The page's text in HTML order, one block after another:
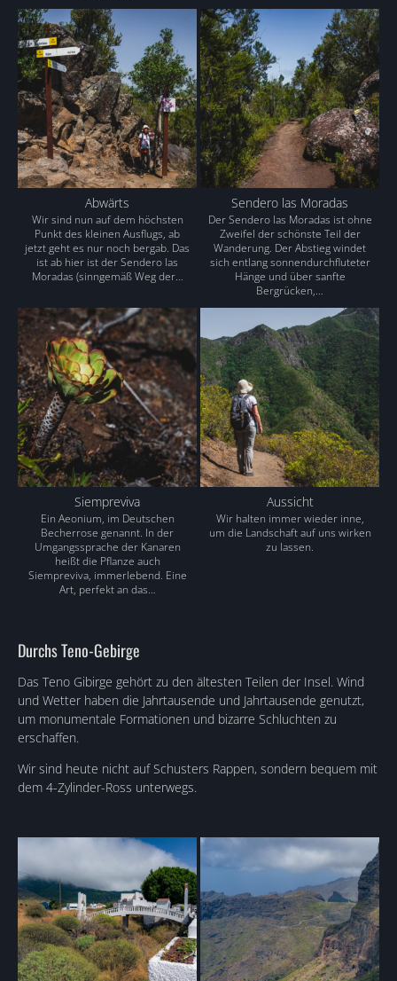
Abwärts
Wir sind nun auf dem höchsten
Punkt des kleinen Ausflugs, ab
jetzt geht es nur noch bergab. Das
ist ab hier ist der Sendero las
Moradas (sinngemäß Weg der…
Sendero las Moradas
Der Sendero las Moradas ist ohne
Zweifel der schönste Teil der
Wanderung. Der Abstieg windet
sich entlang sonnendurchfluteter
Hänge und über sanfte
Bergrücken,…
Siempreviva
Ein Aeonium, im Deutschen
Becherrose genannt. In der
Umgangssprache der Kanaren
heißt die Pflanze auch
Siempreviva, immerlebend. Eine
Art, perfekt an das…
Aussicht
Wir halten immer wieder inne,
um die Landschaft auf uns wirken
zu lassen.
Durchs Teno-Gebirge
Das Teno Gibirge gehört zu den ältesten Teilen der Insel. Wind
und Wetter haben die Jahrtausende und Jahrtausende genutzt,
um monumentale Formationen und bizarre Schluchten zu
erschaffen.
Wir sind heute nicht auf Schusters Rappen, sondern bequem mit
dem 4-Zylinder-Ross unterwegs.